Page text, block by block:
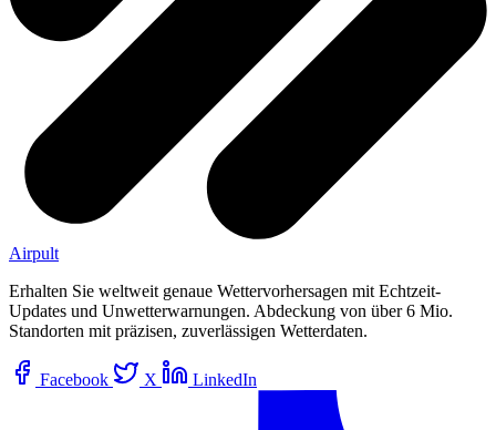
Airpult
Erhalten Sie weltweit genaue Wettervorhersagen mit Echtzeit-
Updates und Unwetterwarnungen. Abdeckung von über 6 Mio.
Standorten mit präzisen, zuverlässigen Wetterdaten.
Facebook X LinkedIn